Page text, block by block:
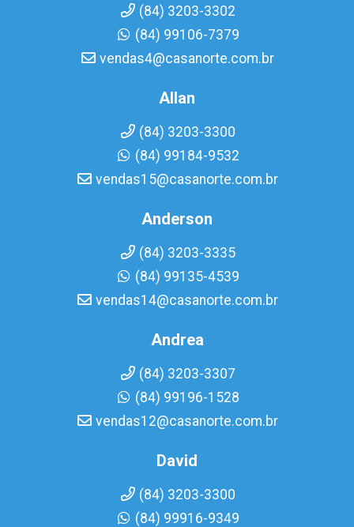
(84) 3203-3302
(84) 99106-7379
vendas4@casanorte.com.br
Allan
(84) 3203-3300
(84) 99184-9532
vendas15@casanorte.com.br
Anderson
(84) 3203-3335
(84) 99135-4539
vendas14@casanorte.com.br
Andrea
(84) 3203-3307
(84) 99196-1528
vendas12@casanorte.com.br
David
(84) 3203-3300
(84) 99916-9349